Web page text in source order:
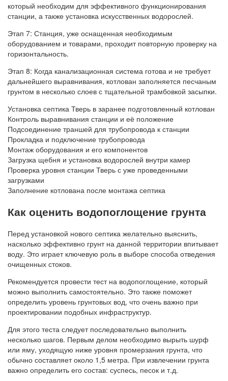
который необходим для эффективного функционирования
станции, а также установка искусственных водорослей.
Этап 7: Станция, уже оснащенная необходимым
оборудованием и товарами, проходит повторную проверку на
горизонтальность.
Этап 8: Когда канализационная система готова и не требует
дальнейшего выравнивания, котлован заполняется песчаным
грунтом в несколько слоев с тщательной трамбовкой засыпки.
Установка септика Тверь в заранее подготовленный котлован
Контроль выравнивания станции и её положение
Подсоединение траншей для трубопровода к станции
Прокладка и подключение трубопровода
Монтаж оборудования и его компонентов
Загрузка щебня и установка водорослей внутри камер
Проверка уровня станции Тверь с уже проведенными
загрузками
Заполнение котлована после монтажа септика
Как оценить водопоглощение грунта
Перед установкой нового септика желательно выяснить,
насколько эффективно грунт на данной территории впитывает
воду. Это играет ключевую роль в выборе способа отведения
очищенных стоков.
Рекомендуется провести тест на водопоглощение, который
можно выполнить самостоятельно. Это также поможет
определить уровень грунтовых вод, что очень важно при
проектировании подобных инфраструктур.
Для этого теста следует последовательно выполнить
несколько шагов. Первым делом необходимо вырыть шурф
или яму, уходящую ниже уровня промерзания грунта, что
обычно составляет около 1,5 метра. При извлечении грунта
важно определить его состав: суспесь, песок и т.д.